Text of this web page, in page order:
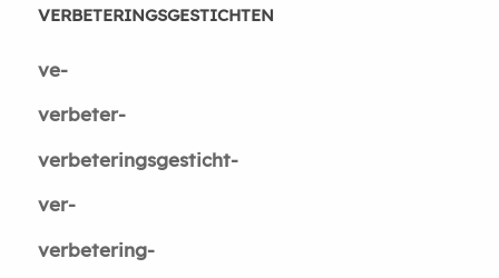
VERBETERINGSGESTICHTEN
ve-
verbeter-
verbeteringsgesticht-
ver-
verbetering-